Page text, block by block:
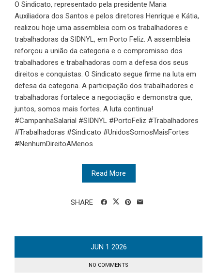
O Sindicato, representado pela presidente Maria
Auxiliadora dos Santos e pelos diretores Henrique e Kátia,
realizou hoje uma assembleia com os trabalhadores e
trabalhadoras da SIDNYL, em Porto Feliz. A assembleia
reforçou a união da categoria e o compromisso dos
trabalhadores e trabalhadoras com a defesa dos seus
direitos e conquistas. O Sindicato segue firme na luta em
defesa da categoria. A participação dos trabalhadores e
trabalhadoras fortalece a negociação e demonstra que,
juntos, somos mais fortes. A luta continua!
#CampanhaSalarial #SIDNYL #PortoFeliz #Trabalhadores
#Trabalhadoras #Sindicato #UnidosSomosMaisFortes
#NenhumDireitoAMenos
Read More
SHARE
JUN 1 2026
NO COMMENTS